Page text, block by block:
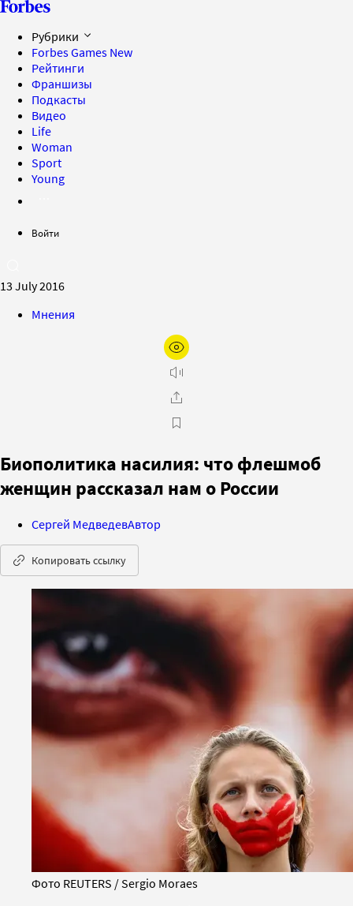
Рубрики
Forbes Games New
Рейтинги
Франшизы
Подкасты
Видео
Life
Woman
Sport
Young
Войти
13 July 2016
Мнения
Биополитика насилия: что флешмоб
женщин рассказал нам о России
Сергей МедведевАвтор
Копировать ссылку
Фото REUTERS / Sergio Moraes